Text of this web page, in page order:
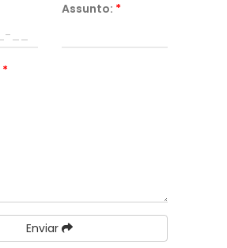
Assunto: *
*
Enviar